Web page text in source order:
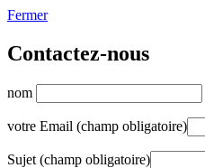
Fermer
Contactez-nous
nom
votre Email (champ obligatoire)
Sujet (champ obligatoire)